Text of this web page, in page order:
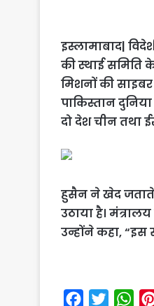
इस्लामाबाद|
की स्थाई समिति
मिशनों की
पाकिस्तान
दो देश चीन तथा
हुसैन ने खेद जताते
उठाया है।
उन्होंने कहा,
W